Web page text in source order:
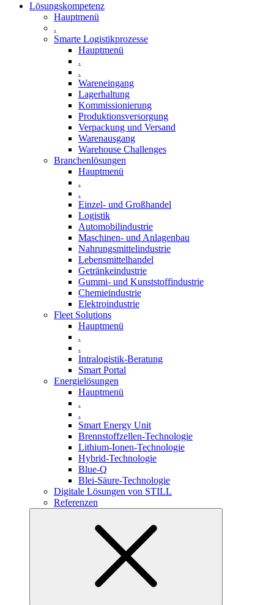
Lösungskompetenz
Hauptmenü
.
Smarte Logistikprozesse
Hauptmenü
.
.
Wareneingang
Lagerhaltung
Kommissionierung
Produktionsversorgung
Verpackung und Versand
Warenausgang
Warehouse Challenges
Branchenlösungen
Hauptmenü
.
.
Einzel- und Großhandel
Logistik
Automobilindustrie
Maschinen- und Anlagenbau
Nahrungsmittelindustrie
Lebensmittelhandel
Getränkeindustrie
Gummi­- und Kunststoffindustrie
Chemieindustrie
Elektroindustrie
Fleet Solutions
Hauptmenü
.
.
Intralogistik-Beratung
Smart Portal
Energielösungen
Hauptmenü
.
.
Smart Energy Unit
Brennstoffzellen-Technologie
Lithium-Ionen-Technologie
Hybrid-Technologie
Blue-Q
Blei-Säure-Technologie
Digitale Lösungen von STILL
Referenzen